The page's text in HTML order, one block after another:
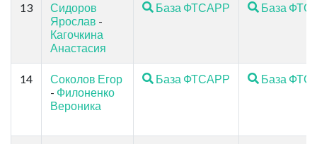
13
Сидоров
Ярослав -
Кагочкина
Анастасия
База ФТСАРР База
14
Соколов Егор
- Филоненко
Вероника
База ФТСАРР База